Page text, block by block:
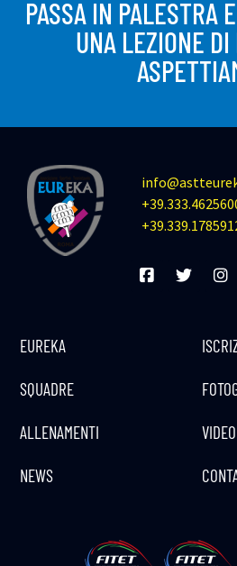
PASSA IN PALESTRA
UNA LEZIONE DI
EUREKA
SQUADRE
ALLENAMENTI
NEWS
VIDEO